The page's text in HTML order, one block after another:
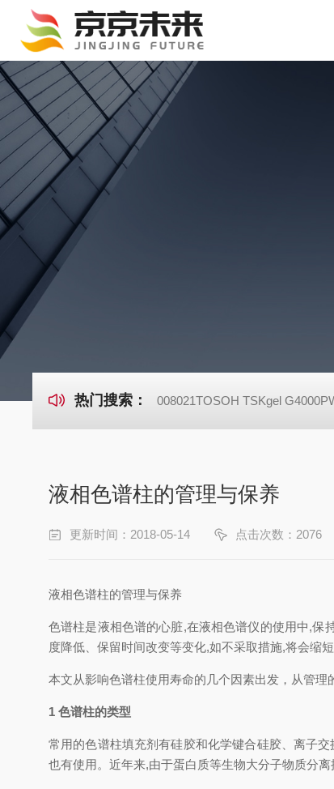
热门搜索： 008021TOSOH TSKgel
液相色谱柱的管理与保养
更新时间：2018-05-14 点击次数：2076
液相色谱柱的管理与保养
色谱柱是液相色谱的心脏,在液相色谱仪的使用中,保
度降低、保留时间改变等变化,如不采取措施,将会缩
本文从影响色谱柱使用寿命的几个因素出发，从管理
1 色谱柱的类型
常用的色谱柱填充剂有硅胶和化学键合硅胶、离子
也有使用。近年来,由于蛋白质等生物大分子物质分